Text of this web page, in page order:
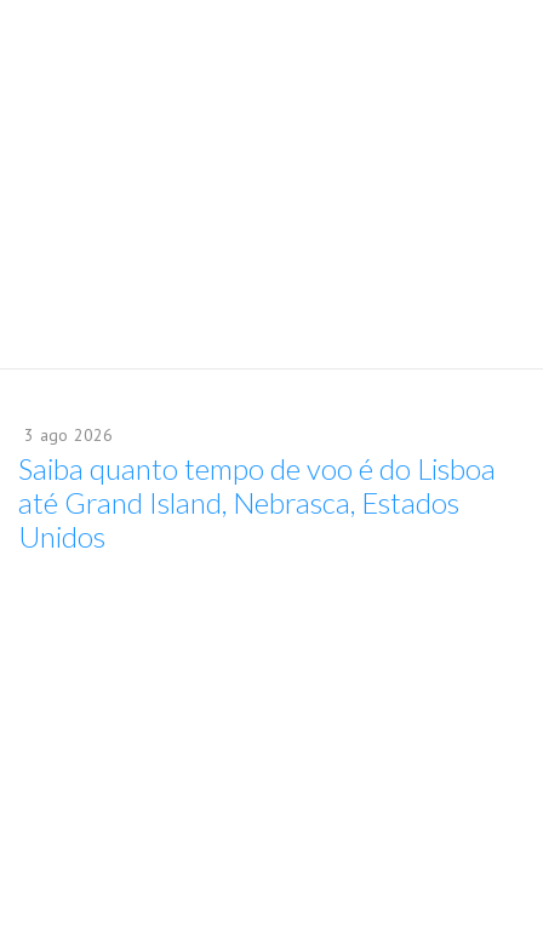
3 ago 2026
Saiba quanto tempo de voo é do Lisboa
até Grand Island, Nebrasca, Estados
Unidos